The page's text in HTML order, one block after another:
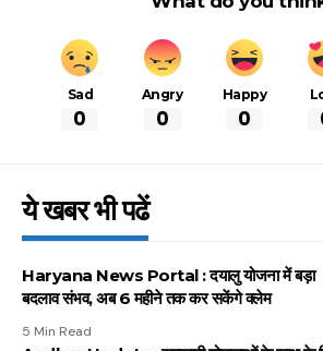
Sad
0
Angry
0
Happy
0
ये खबर भी पढें
Haryana News Portal : दयालु योजना में बड़ा
बदलाव संभव, अब 6 महीने तक कर सकेंगे क्लेम
5 Min Read